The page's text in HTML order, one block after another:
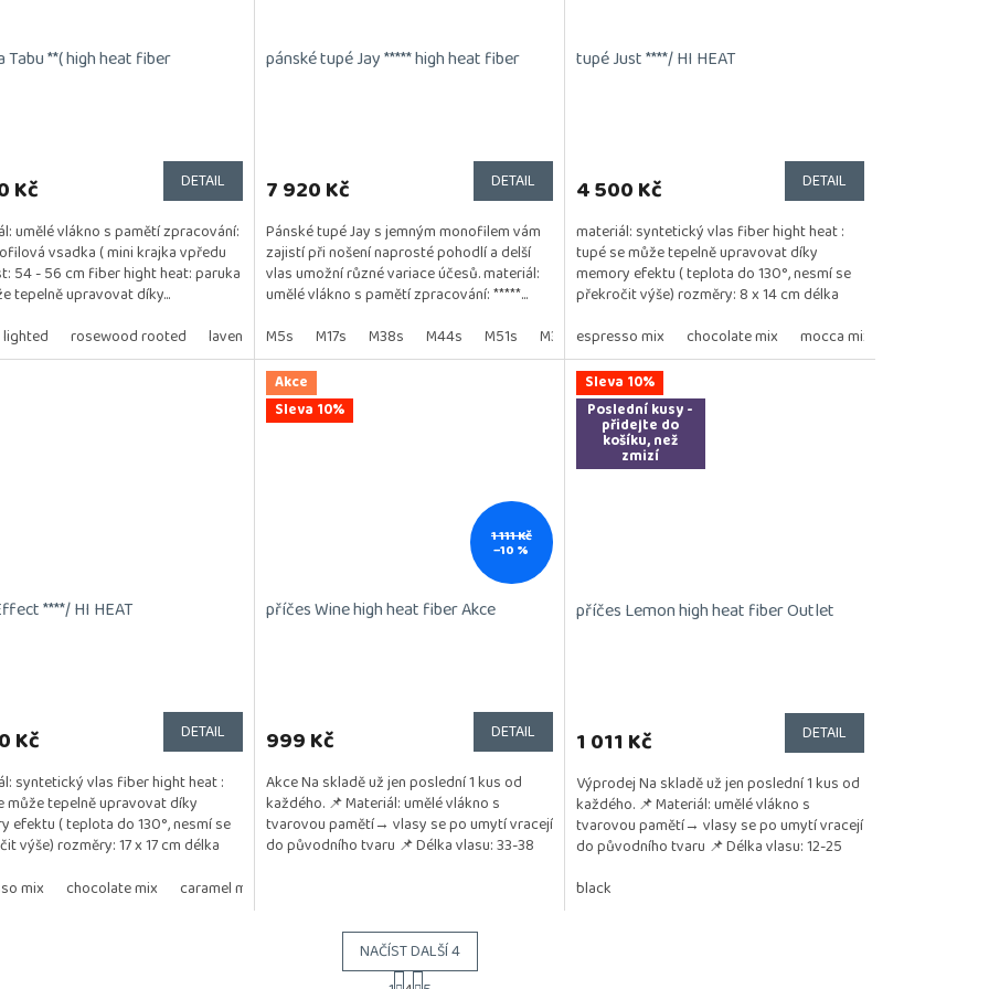
Tabu **( high heat fiber
Kč DETAIL
umělé vlákno s pamětí zpracování:
vsadka ( mini krajka vpředu
54 - 56 cm fiber hight heat: paruka
tepelně upravovat díky...
rosewood rooted lavender rooted ice blue / outlet
pánské tupé Jay ***** high heat fiber
7 920 Kč DETAIL
Pánské tupé Jay s jemným monofilem vám
zajistí při nošení naprosté pohodlí a delší
vlas umožní různé variace účesů. materiál:
umělé vlákno s pamětí zpracování: *****...
M5s
M17s M38s M44s M51s M3s M56/60s
tupé Just ****/ HI HEAT
4 500 Kč DETAIL
materiál: syntetický vlas fiber hight heat :
tupé se může tepelně upravovat díky
memory efektu ( teplota do 130°, nesmí se
překročit výše) rozměry: 8 x 14 cm délka
espresso mix
chocolate mix mocca mix
****/ HI HEAT
Kč DETAIL
syntetický vlas fiber hight heat :
může tepelně upravovat díky
efektu ( teplota do 130°, nesmí se
výše) rozměry: 17 x 17 cm délka
mix
chocolate mix caramel mix sandy blonde/rooted
Akce
Sleva 10%
1 111 Kč
–10 %
příčes Wine high heat fiber Akce
999 Kč DETAIL
Akce Na skladě už jen poslední 1 kus od
každého. 📌 Materiál: umělé vlákno s
tvarovou pamětí→ vlasy se po umytí vracejí
do původního tvaru 📌 Délka vlasu: 33-38
Sleva 10%
Poslední kusy -
přidejte do
košíku, než
zmizí
příčes Lemon high heat fiber Outlet
je
z
5
hvězdiček.
1 011 Kč DETAIL
Výprodej Na skladě už jen poslední 1 kus od
každého. 📌 Materiál: umělé vlákno s
tvarovou pamětí→ vlasy se po umytí vracejí
do původního tvaru 📌 Délka vlasu: 12-25
black
NAČÍST DALŠÍ 4
S